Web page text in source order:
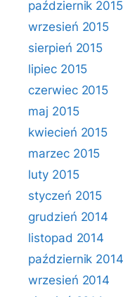
październik 2015
wrzesień 2015
sierpień 2015
lipiec 2015
czerwiec 2015
maj 2015
kwiecień 2015
marzec 2015
luty 2015
styczeń 2015
grudzień 2014
listopad 2014
październik 2014
wrzesień 2014